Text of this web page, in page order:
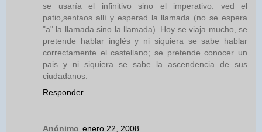
se usaría el infinitivo sino el imperativo: ved el
patio,sentaos allí y esperad la llamada (no se espera
"a" la llamada sino la llamada). Hoy se viaja mucho, se
pretende hablar inglés y ni siquiera se sabe hablar
correctamente el castellano; se pretende conocer un
pais y ni siquiera se sabe la ascendencia de sus
ciudadanos.
Responder
Anónimo enero 22, 2008